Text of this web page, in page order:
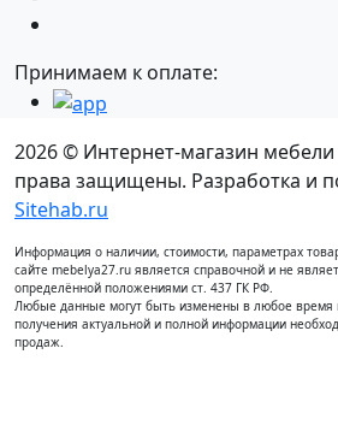
Принимаем к оплате:
2026 © Интернет-магазин
права защищены. Разработка и
Sitehab.ru
Информация о наличии, стоимости, параметрах
сайте mebelya27.ru является справочной и не
определённой положениями ст. 437 ГК РФ.
Любые данные могут быть изменены в любое время
получения актуальной и полной информации
продаж.